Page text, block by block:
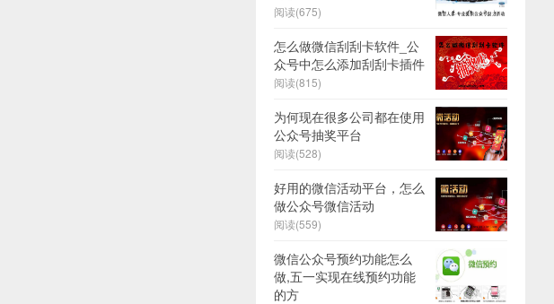
阅读(675)
怎么做微信刮刮卡软件_公
众号中怎么添加刮刮卡插件
阅读(815)
为何现在很多公司都在使用
公众号抽奖平台
阅读(528)
好用的微信活动平台，怎么
做公众号微信活动
阅读(559)
微信公众号预约功能怎么
做,五一实现在线预约功能
的方